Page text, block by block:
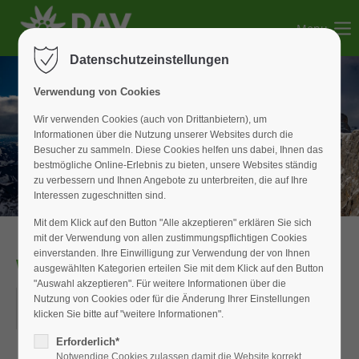
Der Eintrag "offcanvas-col2" existiert leider nicht.
Der Eintrag "offcanvas-col3" existiert leider nicht.
Der Eintrag "offcanvas-col4" existiert leider nicht.
Menu
WAN_Senioren
16.04.2026
ORT: WIESENSTRASSE IN WEISSENBURG
Datenschutzeinstellungen
Verwendung von Cookies
Wir verwenden Cookies (auch von Drittanbietern), um
Informationen über die Nutzung unserer Websites durch die
Besucher zu sammeln. Diese Cookies helfen uns dabei, Ihnen das
bestmögliche Online-Erlebnis zu bieten, unsere Websites ständig
zu verbessern und Ihnen Angebote zu unterbreiten, die auf Ihre
Interessen zugeschnitten sind.
Mit dem Klick auf den Button "Alle akzeptieren" erklären Sie sich
mit der Verwendung von allen zustimmungspflichtigen Cookies
einverstanden. Ihre Einwilligung zur Verwendung der von Ihnen
ausgewählten Kategorien erteilen Sie mit dem Klick auf den Button
"Auswahl akzeptieren". Für weitere Informationen über die
Nutzung von Cookies oder für die Änderung Ihrer Einstellungen
klicken Sie bitte auf "weitere Informationen".
Erforderlich*
Notwendige Cookies zulassen damit die Website korrekt